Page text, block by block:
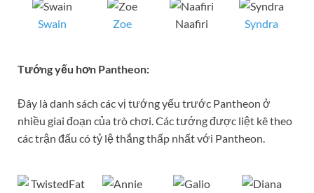
Swain Zoe Naafiri Syndra
Tướng yếu hơn Pantheon:
Đây là danh sách các vị tướng yếu trước Pantheon ở
nhiều giai đoạn của trò chơi. Các tướng được liệt kê theo
các trận đấu có tỷ lệ thắng thấp nhất với Pantheon.